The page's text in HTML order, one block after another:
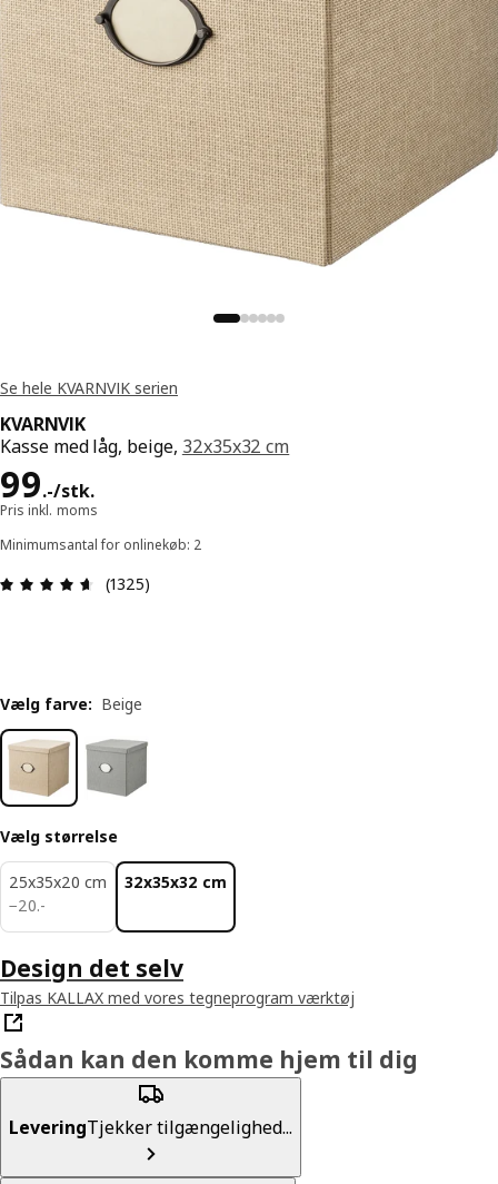
Se hele KVARNVIK serien
KVARNVIK
Kasse med låg, beige, 32x35x32 cm
99.-/stk.
Pris 99.-/stk.
Pris inkl. moms
Minimumsantal for onlinekøb: 2
Anmeldelse: 4.6 Ud af 5 Stjerner. Anmeldelser i
(1325)
Vælg farve: Beige
Vælg størrelse
25x35x20 cm
−20.-
20.-
32x35x32 cm
Design det selv
Tilpas KALLAX med vores tegneprogram værktøj
Sådan kan den komme hjem til dig
LeveringTjekker tilgængelighed...